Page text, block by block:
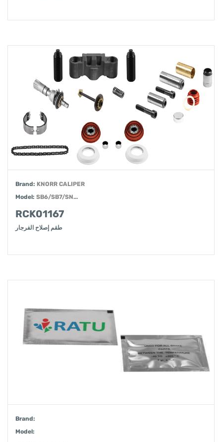
Brand: KNORR CALIPER
Model: SB6/SB7/SN...
RCK01167
طقم إصلاح الفرجار
Brand:
Model: